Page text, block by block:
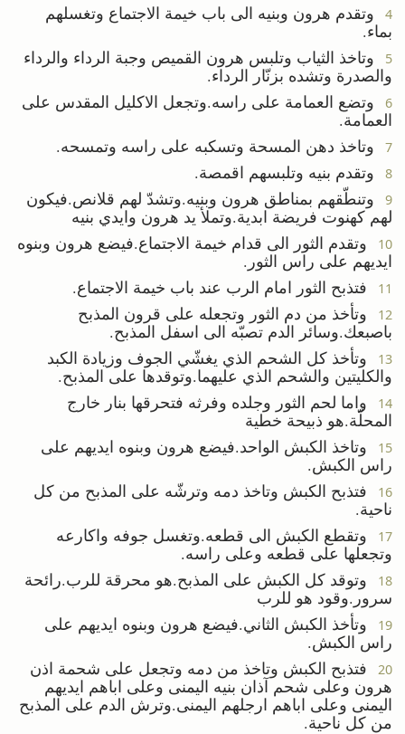
4
وتقدم هرون وبنيه الى باب خيمة الاجتماع وتغسلهم
بماء.
5
وتاخذ الثياب وتلبس هرون القميص وجبة الرداء والرداء
والصدرة وتشده بزنّار الرداء.
6
وتضع العمامة على راسه.وتجعل الاكليل المقدس على
العمامة.
7 وتاخذ دهن المسحة وتسكبه على راسه وتمسحه.
8 وتقدم بنيه وتلبسهم اقمصة.
9
وتنطّقهم بمناطق هرون وبنيه.وتشدّ لهم قلانص.فيكون
لهم كهنوت فريضة ابدية.وتملأ يد هرون وايدي بنيه
10
وتقدم الثور الى قدام خيمة الاجتماع.فيضع هرون وبنوه
ايديهم على راس الثور.
11 فتذبح الثور امام الرب عند باب خيمة الاجتماع.
12
وتأخذ من دم الثور وتجعله على قرون المذبح
باصبعك.وسائر الدم تصبّه الى اسفل المذبح.
13
وتأخذ كل الشحم الذي يغشّي الجوف وزيادة الكبد
والكليتين والشحم الذي عليهما.وتوقدها على المذبح.
14
واما لحم الثور وجلده وفرثه فتحرقها بنار خارج
المحلّة.هو ذبيحة خطية
15
وتاخذ الكبش الواحد.فيضع هرون وبنوه ايديهم على
راس الكبش.
16
فتذبح الكبش وتاخذ دمه وترشّه على المذبح من كل
ناحية.
17
وتقطع الكبش الى قطعه.وتغسل جوفه واكارعه
وتجعلها على قطعه وعلى راسه.
18
وتوقد كل الكبش على المذبح.هو محرقة للرب.رائحة
سرور.وقود هو للرب
19
وتأخذ الكبش الثاني.فيضع هرون وبنوه ايديهم على
راس الكبش.
20
فتذبح الكبش وتاخذ من دمه وتجعل على شحمة اذن
هرون وعلى شحم آذان بنيه اليمنى وعلى اباهم ايديهم
اليمنى وعلى اباهم ارجلهم اليمنى.وترش الدم على المذبح
من كل ناحية.